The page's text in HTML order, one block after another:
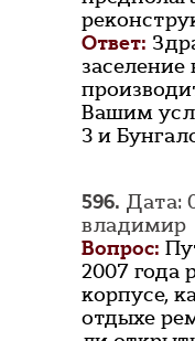
Ответ:
заселение
Вашим
3 и
596. Дата:
владимир
Вопрос:
2007 года
корпусе,
отдыхе